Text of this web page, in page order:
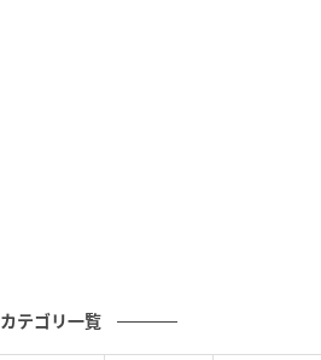
カテゴリ一覧